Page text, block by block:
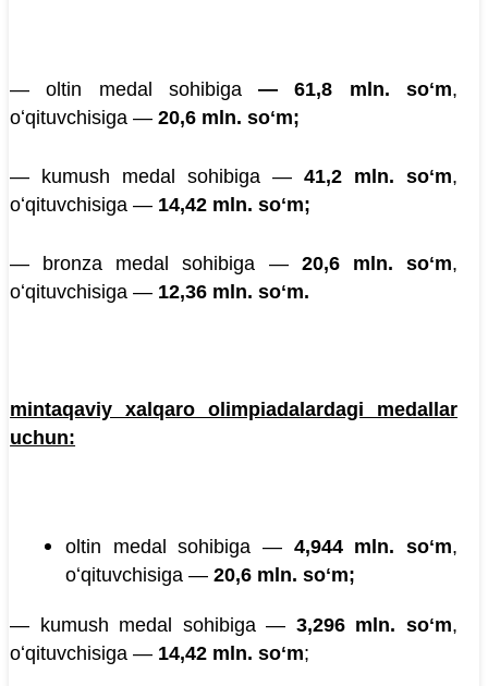
— oltin medal sohibiga— 61,8 mln. soʻm,
oʻqituvchisiga —20,6 mln. soʻm;
— kumush medal sohibiga —41,2 mln. soʻm,
oʻqituvchisiga — 14,42 mln. soʻm;
— bronza medal sohibiga — 20,6 mln. soʻm,
oʻqituvchisiga — 12,36 mln. soʻm.
mintaqaviy xalqaro olimpiadalardagi medallar
uchun:
oltin medal sohibiga — 4,944 mln. soʻm,
oʻqituvchisiga — 20,6 mln. soʻm;
— kumush medal sohibiga — 3,296 mln. soʻm,
oʻqituvchisiga — 14,42 mln. soʻm;